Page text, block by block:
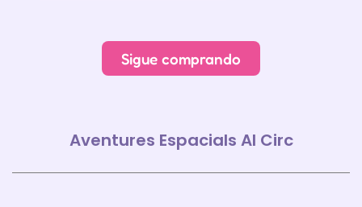
Sigue comprando
Aventures Espacials Al Circ